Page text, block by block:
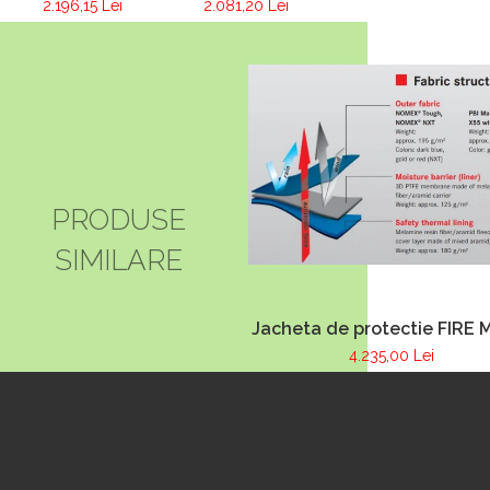
TITAN
2.196,15 Lei
H30
2.081,20 Lei
PRODUSE
SIMILARE
Jacheta de protectie FIRE
albastru inchis, NOMEX®
TOUGHT
4.235,00 Lei